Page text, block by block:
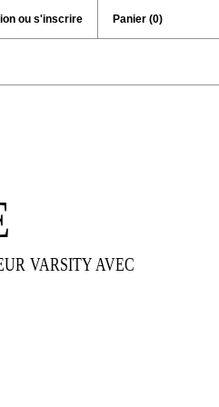
ou s'inscrire Panier (0)
VARSITY AVEC